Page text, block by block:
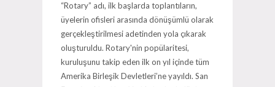
“Rotary” adı, ilk başlarda toplantıların,
üyelerin ofisleri arasında dönüşümlü olarak
gerçekleştirilmesi adetinden yola çıkarak
oluşturuldu. Rotary'nin popülaritesi,
kuruluşunu takip eden ilk on yıl içinde tüm
Amerika Birleşik Devletleri’ne yayıldı. San